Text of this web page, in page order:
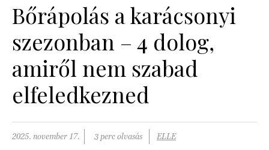
SZÉPSÉG
PSZICHÉ
PÁRKAPCSOLAT
Bőrápolás a karácsonyi
szezonban – 4 dolog,
amiről nem szabad
elfeledkezned
2025. november 17. 3 perc olvasás ELLE